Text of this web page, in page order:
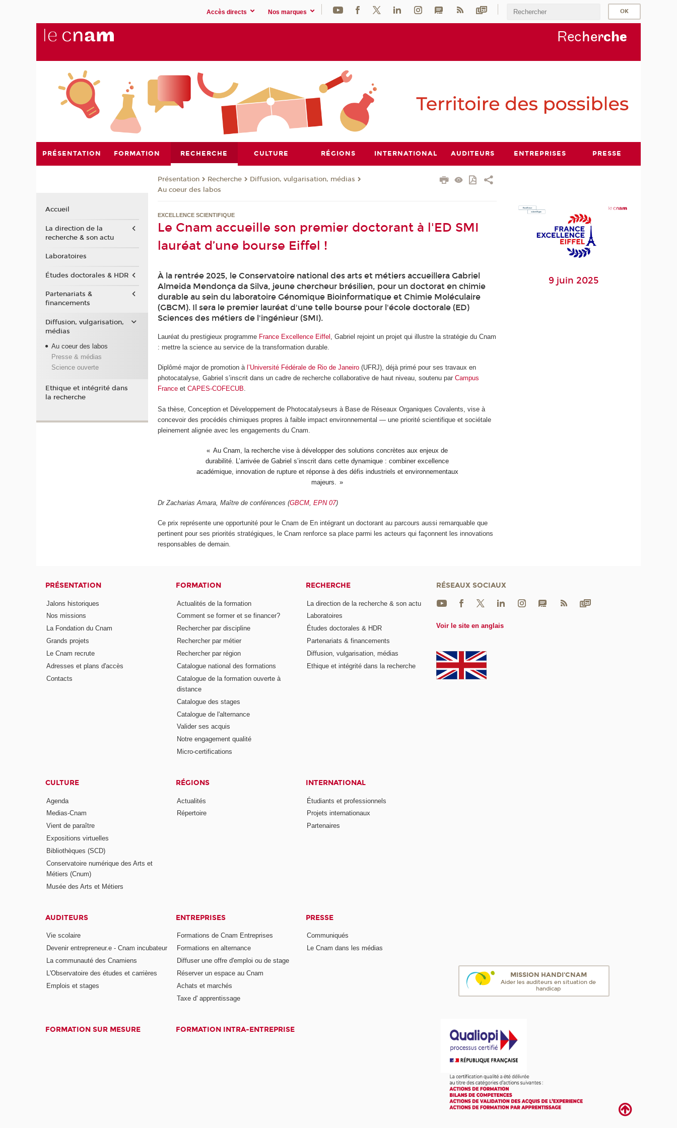
Accès directs Nos marques
Recherche
PRÉSENTATION FORMATION RECHERCHE CULTURE RÉGIONS INTERNATIONAL AUDITEURS ENTREPRISES PRESSE
Présentation Recherche
Diffusion, vulgarisation, médias
Au coeur des labos
EXCELLENCE SCIENTIFIQUE
Le Cnam accueille son premier doctorant à l'ED SMI
lauréat d’une bourse Eiffel !
À la rentrée 2025, le Conservatoire national des arts et métiers accueillera Gabriel
Almeida Mendonça da Silva, jeune chercheur brésilien, pour un doctorat en chimie
durable au sein du laboratoire Génomique Bioinformatique et Chimie Moléculaire
(GBCM). Il sera le premier lauréat d'une telle bourse pour l'école doctorale (ED)
Sciences des métiers de l'ingénieur (SMI).
Lauréat du prestigieux programme France Excellence Eiffel
, Gabriel rejoint un projet qui illustre la stratégie du Cnam
: mettre la science au service de la transformation durable.
Diplômé major de promotion à l’Université Fédérale de Rio de Janeiro (UFRJ), déjà primé pour ses travaux en
photocatalyse, Gabriel s’inscrit dans un cadre de recherche collaborative de haut niveau, soutenu parCampus
France etCAPES-COFECUB.
Sa thèse, Conception et Développement de Photocatalyseurs à Base de Réseaux Organiques Covalents, vise à
concevoir des procédés chimiques propres à faible impact environnemental — une priorité scientifique et sociétale
pleinement alignée avec les engagements du Cnam.
Au Cnam, la recherche vise à développer des solutions concrètes aux enjeux de
durabilité. L’arrivée de Gabriel s’inscrit dans cette dynamique : combiner excellence
académique, innovation de rupture et réponse à des défis industriels et environnementaux
majeurs.
Dr Zacharias Amara, Maître de conférences (GBCM ,EPN 07)
Ce prix représente une opportunité pour le Cnam de En intégrant un doctorant au parcours aussi remarquable que
pertinent pour ses priorités stratégiques, le Cnam renforce sa place parmi les acteurs qui façonnent les innovations
responsables de demain.
9 juin 2025
Accueil
La direction de la
recherche & son actu
Laboratoires
Études doctorales & HDR
Partenariats &
financements
Diffusion, vulgarisation,
médias
Au coeur des labos
Presse & médias
Science ouverte
Ethique et intégrité dans
la recherche
PRÉSENTATION
Jalons historiques
Nos missions
La Fondation du Cnam
Grands projets
Le Cnam recrute
Adresses et plans d'accès
Contacts
FORMATION
Actualités de la formation
Comment se former et se financer?
Rechercher par discipline
Rechercher par métier
Rechercher par région
Catalogue national des formations
Catalogue de la formation ouverte à
distance
Catalogue des stages
Catalogue de l'alternance
Valider ses acquis
Notre engagement qualité
Micro-certifications
RECHERCHE
La direction de la recherche & son actu
Laboratoires
Études doctorales & HDR
Partenariats & financements
Diffusion, vulgarisation, médias
Ethique et intégrité dans la recherche
CULTURE
Agenda
Medias-Cnam
Vient de paraître
Expositions virtuelles
Bibliothèques (SCD)
Conservatoire numérique des Arts et
Métiers (Cnum)
Musée des Arts et Métiers
RÉGIONS
Actualités
Répertoire
INTERNATIONAL
Étudiants et professionnels
Projets internationaux
Partenaires
AUDITEURS
Vie scolaire
Devenir entrepreneur.e - Cnam incubateur
La communauté des Cnamiens
L'Observatoire des études et carrières
Emplois et stages
ENTREPRISES
Formations de Cnam Entreprises
Formations en alternance
Diffuser une offre d'emploi ou de stage
Réserver un espace au Cnam
Achats et marchés
Taxe d' apprentissage
PRESSE
Communiqués
Le Cnam dans les médias
FORMATION SUR MESURE FORMATION INTRA-ENTREPRISE
RÉSEAUX SOCIAUX
Voir le site en anglais
MISSION HANDI'CNAM
Aider les auditeurs en situation de
handicap